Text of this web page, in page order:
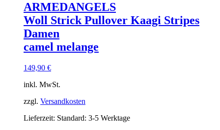
ARMEDANGELS
Woll Strick Pullover Kaagi Stripes
Damen
camel melange
149,90 €
inkl. MwSt.
zzgl. Versandkosten
Lieferzeit: Standard: 3-5 Werktage